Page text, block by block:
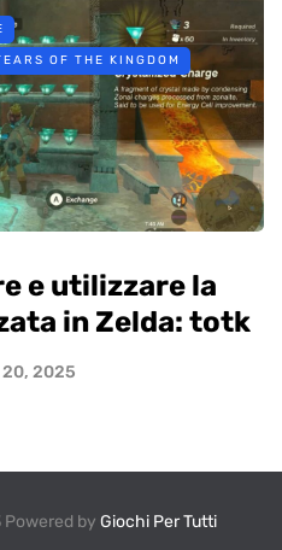
OF THE KINGDOM
e utilizzare la
in Zelda: totk
2025
by Giochi Per Tutti